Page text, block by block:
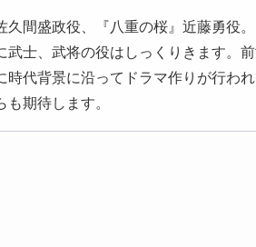
久間盛政役、『八重の桜』近藤勇役
武士、武将の役はしっくりきます。
代背景に沿ってドラマ作りが行われ
期待します。